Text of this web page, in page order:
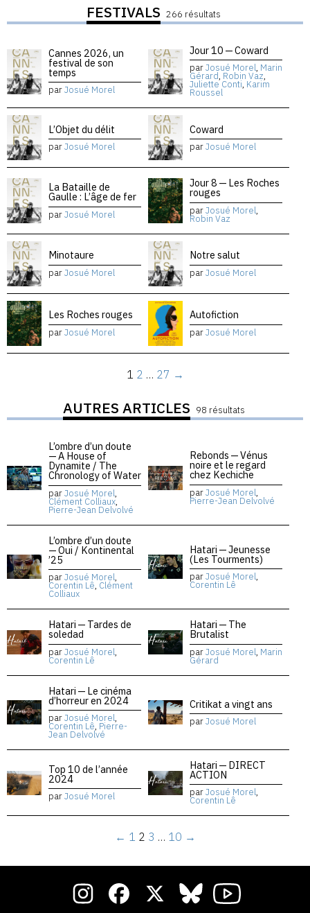
FESTIVALS 266 résultats
Cannes 2026, un
festival de son
temps
parJosué Morel
Jour 10 — Coward
parJosué Morel, Marin
Gérard, Robin Vaz,
Juliette Conti, Karim
Roussel
L’Objet du délit
parJosué Morel
Coward
parJosué Morel
La Bataille de
Gaulle : L’âge de fer
parJosué Morel
Jour 8 — Les Roches
rouges
parJosué Morel,
Robin Vaz
Minotaure
parJosué Morel
Notre salut
parJosué Morel
Les Roches rouges
parJosué Morel
Autofiction
parJosué Morel
1 2 … 27 →
AUTRES ARTICLES 98 résultats
L’ombre d’un doute
— A House of
Dynamite / The
Chronology of Water
parJosué Morel,
Clément Colliaux,
Pierre-Jean Delvolvé
Rebonds — Vénus
noire et le regard
chez Kechiche
parJosué Morel,
Pierre-Jean Delvolvé
L’ombre d’un doute
— Oui / Kontinental
’25
parJosué Morel,
Corentin Lê, Clément
Colliaux
Hatari — Jeunesse
(Les Tourments)
parJosué Morel,
Corentin Lê
Hatari — Tardes de
soledad
parJosué Morel,
Corentin Lê
Hatari — The
Brutalist
parJosué Morel, Marin
Gérard
Hatari — Le cinéma
d’horreur en 2024
parJosué Morel,
Corentin Lê, Pierre-
Jean Delvolvé
Critikat a vingt ans
parJosué Morel
Top 10 de l’année
2024
parJosué Morel
Hatari — DIRECT
ACTION
parJosué Morel,
Corentin Lê
← 1 2 3 … 10 →